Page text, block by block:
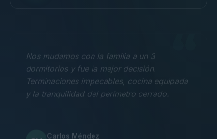
dormitorios y fue la mejor decisión.
Terminaciones impecables, cocina equipada
y la tranquilidad del perímetro cerrado.